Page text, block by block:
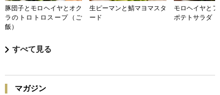
豚団子とモロヘイヤとオク
ラのトロトロスープ（ご
飯）
生ピーマンと鯖マヨマスタ
ード
モロヘイヤと
ポテトサラダ
すべて見る
マガジン